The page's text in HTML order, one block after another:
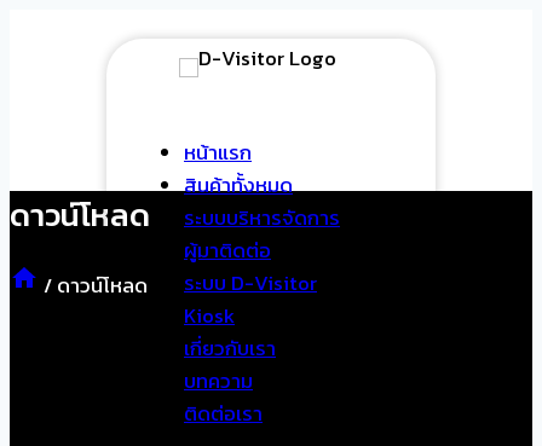
หน้าแรก
สินค้าทั้งหมด
ระบบบริหารจัดการ
ผู้มาติดต่อ
ระบบ D-Visitor
Kiosk
เกี่ยวกับเรา
บทความ
ติดต่อเรา
ดาวน์โหลด
/ดาวน์โหลด